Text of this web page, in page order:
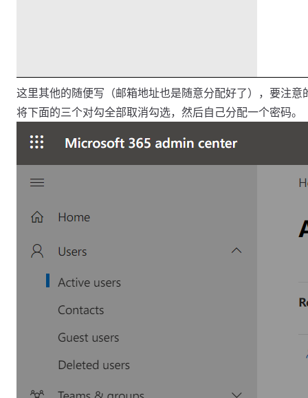
这里其他的随便写（邮箱地址也是随意分配好了），要注意
将下面的三个对勾全部取消勾选，然后自己分配一个密码。